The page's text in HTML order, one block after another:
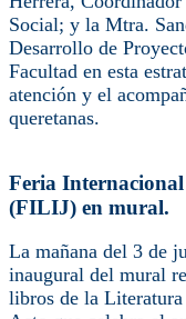
Social; y la Mtra.
Desarrollo de
Facultad en esta
atención y el
queretanas.
Feria
(FILIJ) en mural.
La mañana del 3 de
inaugural del mural
libros de la